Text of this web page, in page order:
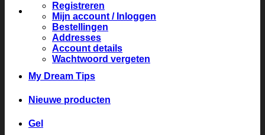
Registreren
Mijn account / Inloggen
Bestellingen
Addresses
Account details
Wachtwoord vergeten
My Dream Tips
Nieuwe producten
Gel